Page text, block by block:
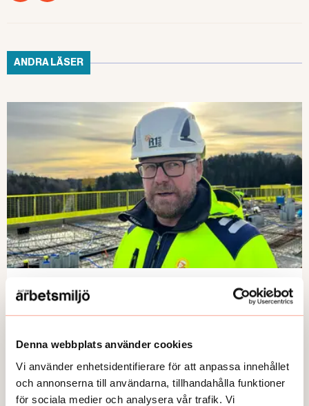
Denna webbplats använder cookies
Vi använder enhetsidentifierare för att anpassa innehållet
och annonserna till användarna, tillhandahålla funktioner
för sociala medier och analysera vår trafik. Vi
ANDRA LÄSER
Prisas för sitt arbetsmiljöarbete